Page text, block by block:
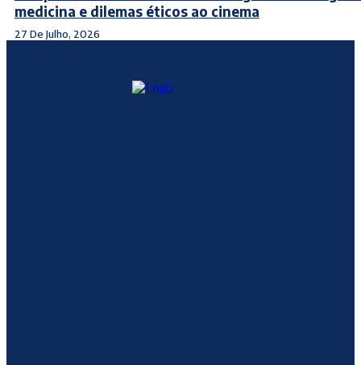
medicina e dilemas éticos ao cinema
27 De Julho, 2026